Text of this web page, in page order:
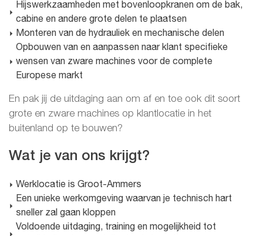
Hijswerkzaamheden met bovenloopkranen om de bak,
cabine en andere grote delen te plaatsen
Monteren van de hydrauliek en mechanische delen
Opbouwen van en aanpassen naar klant specifieke
wensen van zware machines voor de complete
Europese markt
En pak jij de uitdaging aan om af en toe ook dit soort
grote en zware machines op klantlocatie in het
buitenland op te bouwen?
Wat je van ons krijgt?
Werklocatie is Groot-Ammers
Een unieke werkomgeving waarvan je technisch hart
sneller zal gaan kloppen
Voldoende uitdaging, training en mogelijkheid tot